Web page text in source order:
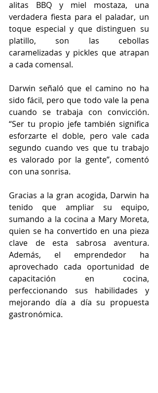
alitas BBQ y miel mostaza, una
verdadera fiesta para el paladar, un
toque especial y que distinguen su
platillo, son las cebollas
caramelizadas y pickles que atrapan
a cada comensal.
Darwin señaló que el camino no ha
sido fácil, pero que todo vale la pena
cuando se trabaja con convicción.
“Ser tu propio jefe también significa
esforzarte el doble, pero vale cada
segundo cuando ves que tu trabajo
es valorado por la gente”, comentó
con una sonrisa.
Gracias a la gran acogida, Darwin ha
tenido que ampliar su equipo,
sumando a la cocina a Mary Moreta,
quien se ha convertido en una pieza
clave de esta sabrosa aventura.
Además, el emprendedor ha
aprovechado cada oportunidad de
capacitación en cocina,
perfeccionando sus habilidades y
mejorando día a día su propuesta
gastronómica.